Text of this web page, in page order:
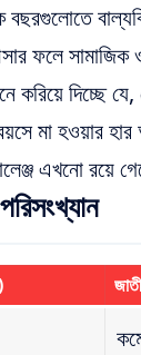
ফলে
দিচ্ছে
মা হওয়ার
এখনো রয়ে